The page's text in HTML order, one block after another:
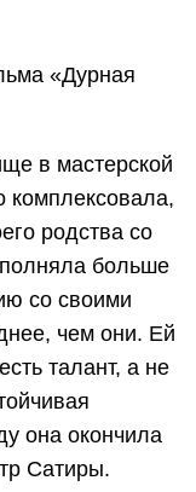
«Дурная
в мастерской
родства со
больше
со своими
чем они. Ей
талант, а не
она окончила
Сатиры.